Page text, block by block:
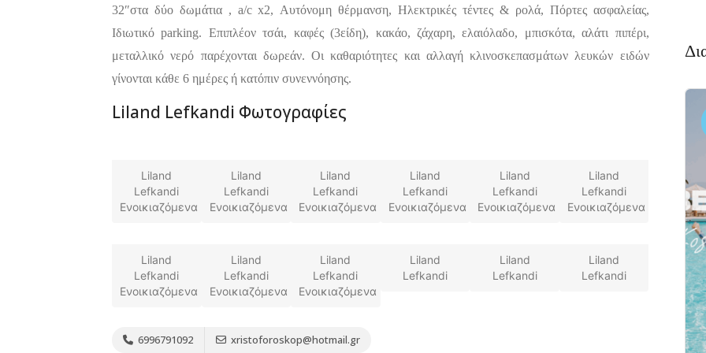
32″στα δύο δωμάτια , a/c x2, Αυτόνομη θέρμανση, Ηλεκτρικές τέντες & ρολά, Πόρτες ασφαλείας,
Ιδιωτικό parking. Επιπλέον τσάι, καφές (3είδη), κακάο, ζάχαρη, ελαιόλαδο, μπισκότα, αλάτι πιπέρι,
μεταλλικό νερό παρέχονται δωρεάν. Οι καθαριότητες και αλλαγή κλινοσκεπασμάτων λευκών ειδών
γίνονται κάθε 6 ημέρες ή κατόπιν συνεννόησης.
Liland Lefkandi Φωτογραφίες
Liland
Lefkandi
Ενοικιαζόμενα
Liland
Lefkandi
Ενοικιαζόμενα
Liland
Lefkandi
Ενοικιαζόμενα
Liland
Lefkandi
Ενοικιαζόμενα
Liland
Lefkandi
Ενοικιαζόμενα
Liland
Lefkandi
Ενοικιαζόμενα
Liland
Lefkandi
Ενοικιαζόμενα
Liland
Lefkandi
Ενοικιαζόμενα
Liland
Lefkandi
Ενοικιαζόμενα
Liland
Lefkandi
Liland
Lefkandi
Liland
Lefkandi
6996791092 xristoforoskop@hotmail.gr
Bar, Club,
Premium Πακέτο
Καραολή και
Δημητρίου 1, Xαλκίδα
Resort
Λίμνη,